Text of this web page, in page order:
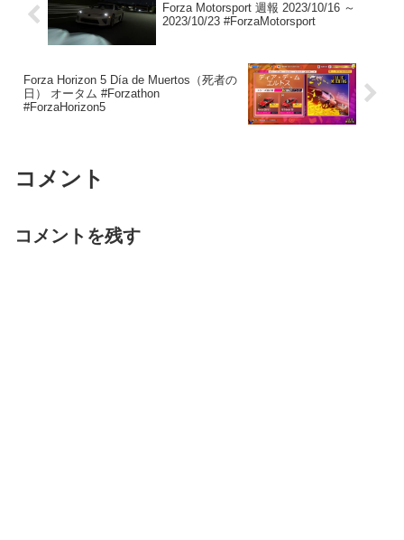
Forza Motorsport 週報 2023/10/16 ～
2023/10/23 #ForzaMotorsport
Forza Horizon 5 Día de Muertos（死者の
日） オータム #Forzathon
#ForzaHorizon5
コメント
コメントを残す